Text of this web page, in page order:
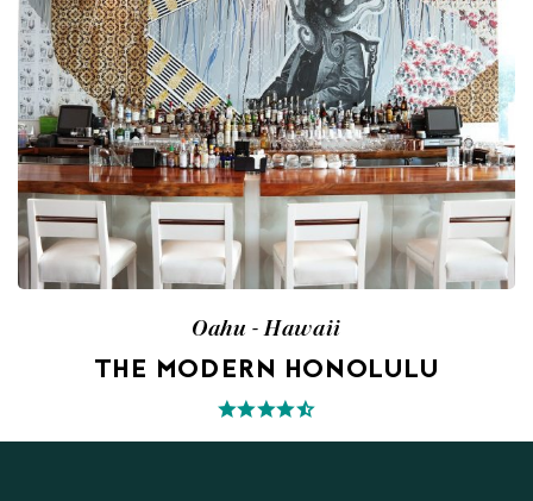
Oahu - Hawaii
THE MODERN HONOLULU